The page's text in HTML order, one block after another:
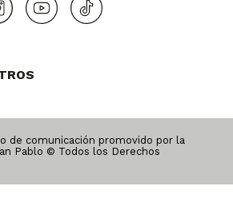
de comunicación promovido por la
Pablo © Todos los Derechos